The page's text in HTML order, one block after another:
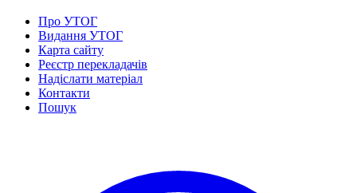
Статут УТОГ
Нормативна база УТОГ
Конвенція ООН
Законодавство
Декларації
Документи ВФГ
Міжнародні документи
Про УТОГ
Видання УТОГ
Карта сайту
Реєстр перекладачів
Надіслати матеріал
Контакти
Пошук